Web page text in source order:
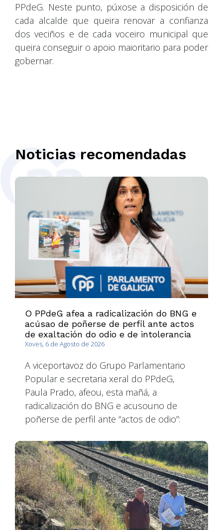
PPdeG. Neste punto, púxose a disposición de
cada alcalde que queira renovar a confianza
dos veciños e de cada voceiro municipal que
queira conseguir o apoio maioritario para poder
gobernar.
Noticias recomendadas
O PPdeG afea a radicalización do BNG e
acúsao de poñerse de perfil ante actos
de exaltación do odio e de intolerancia
Xoves, 6 de Agosto de 2026
A viceportavoz do Grupo Parlamentario
Popular e secretaria xeral do PPdeG,
Paula Prado, afeou, esta mañá, a
radicalización do BNG e acusouno de
poñerse de perfil ante “actos de odio”: